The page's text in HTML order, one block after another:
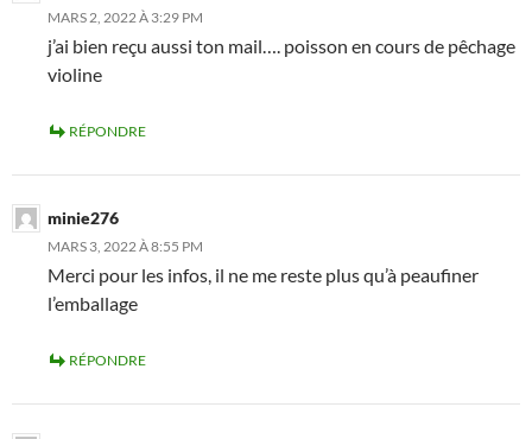
MARS 2, 2022 À 3:29 PM
j’ai bien reçu aussi ton mail…. poisson en cours de pêchage
violine
RÉPONDRE
minie276
MARS 3, 2022 À 8:55 PM
Merci pour les infos, il ne me reste plus qu’à peaufiner
l’emballage
RÉPONDRE